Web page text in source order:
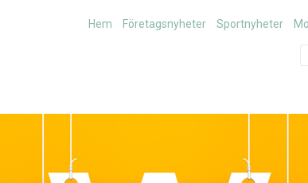
Hem Företagsnyheter Sportnyheter